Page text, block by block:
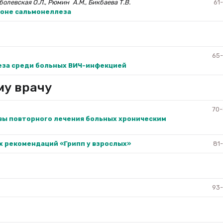
О.Л., Рюмин А.М., Бикбаева Т.В.
сальмонеллеза
среди больных ВИЧ-инфекцией
врачу
повторного лечения больных хроническим
«Грипп у взрослых»